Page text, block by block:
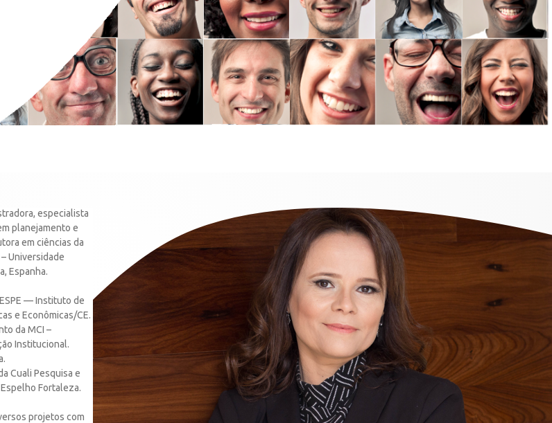
especialista
planejamento e
em ciências da
Universidade
Espanha.
— Instituto de
e Econômicas/CE.
da MCI –
Institucional.
Cuali Pesquisa e
Fortaleza.
projetos com